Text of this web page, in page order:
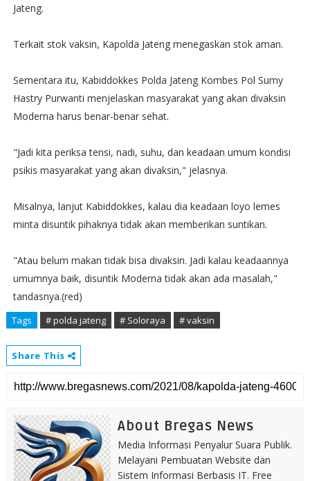
Jateng.
Terkait stok vaksin, Kapolda Jateng menegaskan stok aman.
Sementara itu, Kabiddokkes Polda Jateng Kombes Pol Sumy
Hastry Purwanti menjelaskan masyarakat yang akan divaksin
Moderna harus benar-benar sehat.
"Jadi kita periksa tensi, nadi, suhu, dan keadaan umum kondisi
psikis masyarakat yang akan divaksin," jelasnya.
Misalnya, lanjut Kabiddokkes, kalau dia keadaan loyo lemes
minta disuntik pihaknya tidak akan memberikan suntikan.
"Atau belum makan tidak bisa divaksin. Jadi kalau keadaannya
umumnya baik, disuntik Moderna tidak akan ada masalah,"
tandasnya.(red)
Tags # polda jateng # Soloraya # vaksin
Share This
About Bregas News
Media Informasi Penyalur Suara Publik.
Melayani Pembuatan Website dan
Sistem Informasi Berbasis IT. Free